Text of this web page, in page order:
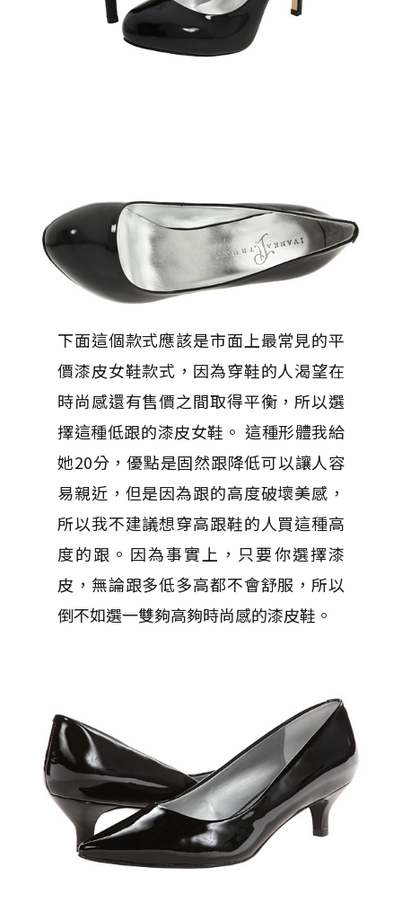
下面這個款式應該是市面上最常見的平
價漆皮女鞋款式，因為穿鞋的人渴望在
時尚感還有售價之間取得平衡，所以選
擇這種低跟的漆皮女鞋。 這種形體我給
她20分，優點是固然跟降低可以讓人容
易親近，但是因為跟的高度破壞美感，
所以我不建議想穿高跟鞋的人買這種高
度的跟。因為事實上，只要你選擇漆
皮，無論跟多低多高都不會舒服，所以
倒不如選一雙夠高夠時尚感的漆皮鞋。